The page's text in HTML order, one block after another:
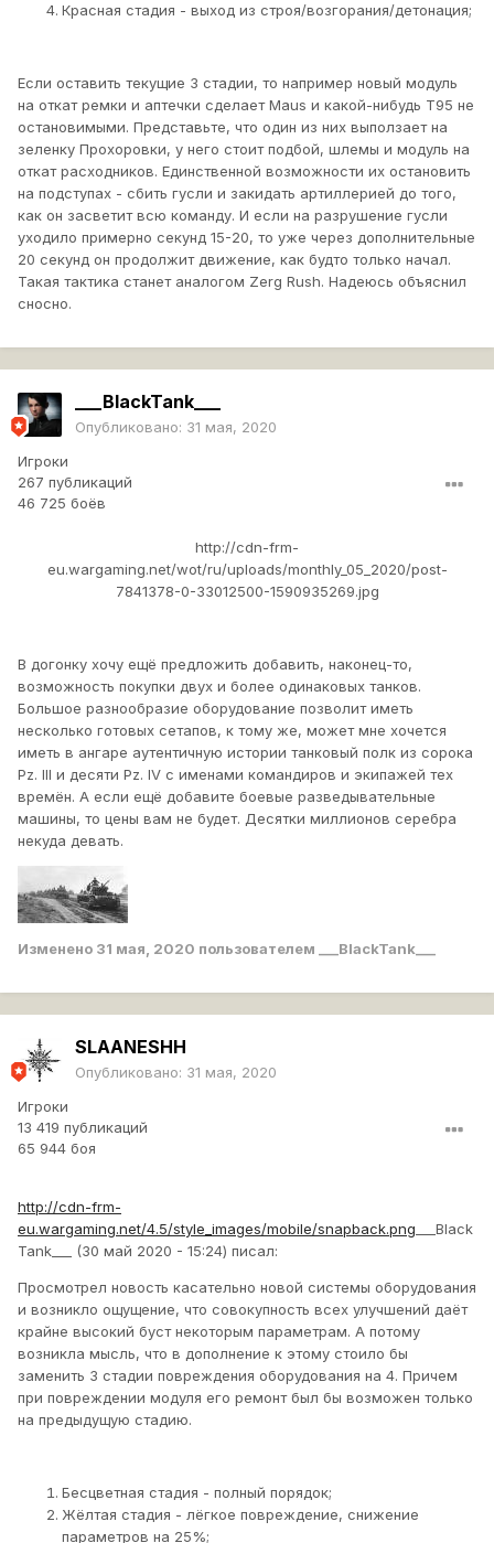
Красная стадия - выход из строя/возгорания/детонация;
Если оставить текущие 3 стадии, то например новый модуль
на откат ремки и аптечки сделает Maus и какой-нибудь T95 не
остановимыми. Представьте, что один из них выползает на
зеленку Прохоровки, у него стоит подбой, шлемы и модуль на
откат расходников. Единственной возможности их остановить
на подступах - сбить гусли и закидать артиллерией до того,
как он засветит всю команду. И если на разрушение гусли
уходило примерно секунд 15-20, то уже через дополнительные
20 секунд он продолжит движение, как будто только начал.
Такая тактика станет аналогом Zerg Rush. Надеюсь объяснил
сносно.
___BlackTank___
Опубликовано: 31 мая, 2020
Игроки
267 публикаций
46 725 боёв
http://cdn-frm-
eu.wargaming.net/wot/ru/uploads/monthly_05_2020/post-
7841378-0-33012500-1590935269.jpg
В догонку хочу ещё предложить добавить, наконец-то,
возможность покупки двух и более одинаковых танков.
Большое разнообразие оборудование позволит иметь
несколько готовых сетапов, к тому же, может мне хочется
иметь в ангаре аутентичную истории танковый полк из сорока
Pz. III и десяти Pz. IV с именами командиров и экипажей тех
времён. А если ещё добавите боевые разведывательные
машины, то цены вам не будет. Десятки миллионов серебра
некуда девать.
Изменено 31 мая, 2020 пользователем ___BlackTank___
SLAANESHH
Опубликовано: 31 мая, 2020
Игроки
13 419 публикаций
65 944 боя
http://cdn-frm-
eu.wargaming.net/4.5/style_images/mobile/snapback.png ___Black
Tank___ (30 май 2020 - 15:24) писал:
Просмотрел новость касательно новой системы оборудования
и возникло ощущение, что совокупность всех улучшений даёт
крайне высокий буст некоторым параметрам. А потому
возникла мысль, что в дополнение к этому стоило бы
заменить 3 стадии повреждения оборудования на 4. Причем
при повреждении модуля его ремонт был бы возможен только
на предыдущую стадию.
Бесцветная стадия - полный порядок;
Жёлтая стадия - лёгкое повреждение, снижение
параметров на 25%;